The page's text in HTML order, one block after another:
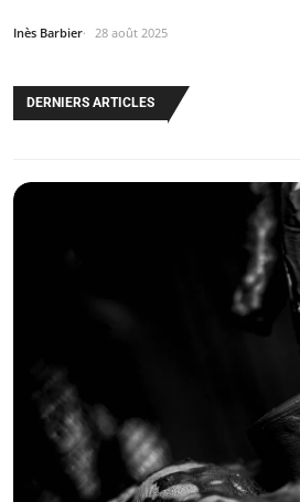
Inès Barbier 28 août 2025
DERNIERS ARTICLES